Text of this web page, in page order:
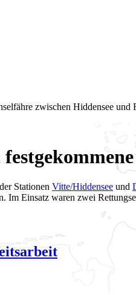
zwischen Hiddensee und
Stationen Vitte/Hiddensee und
Im Einsatz waren zwei